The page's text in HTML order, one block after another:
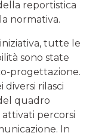
reportistica
normativa.
tutte le
sono state
progettazione.
diversi rilasci
quadro
percorsi
In